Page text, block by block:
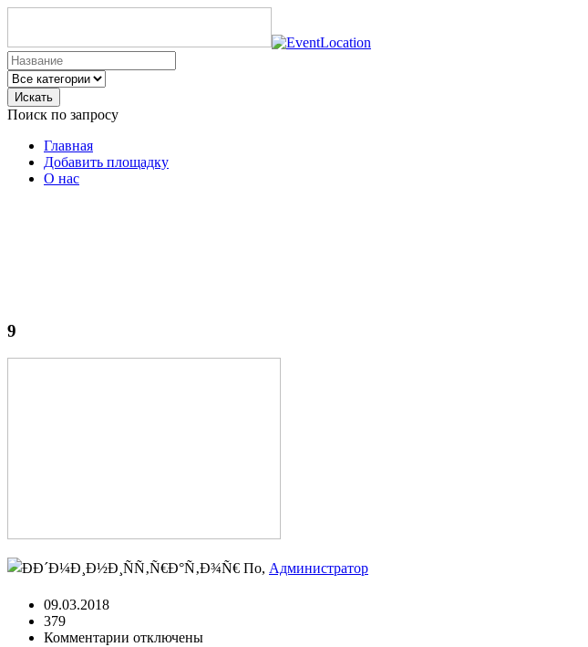
Искать
Поиск по запросу
Главная
Добавить площадку
О нас
9
По, Администратор
09.03.2018
379
Комментарии котключены